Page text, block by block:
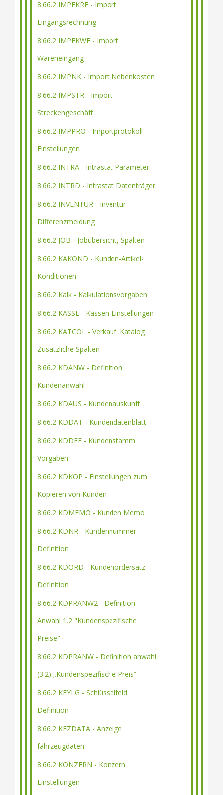
8.66.2 IMPEKRE - Import
Eingangsrechnung
8.66.2 IMPEKWE - Import
Wareneingang
8.66.2 IMPNK - Import Nebenkosten
8.66.2 IMPSTR - Import
Streckengeschäft
8.66.2 IMPPRO - Importprotokoll-
Einstellungen
8.66.2 INTRA - Intrastat Parameter
8.66.2 INTRD - Intrastat Datenträger
8.66.2 INVENTUR - Inventur
Differenzmeldung
8.66.2 JOB - Jobübersicht, Spalten
8.66.2 KAKOND - Kunden-Artikel-
Konditionen
8.66.2 Kalk - Kalkulationsvorgaben
8.66.2 KASSE - Kassen-Einstellungen
8.66.2 KATCOL - Verkauf: Katalog
Zusätzliche Spalten
8.66.2 KDANW - Definition
Kundenanwahl
8.66.2 KDAUS - Kundenauskunft
8.66.2 KDDAT - Kundendatenblatt
8.66.2 KDDEF - Kundenstamm
Vorgaben
8.66.2 KDKOP - Einstellungen zum
Kopieren von Kunden
8.66.2 KDMEMO - Kunden Memo
8.66.2 KDNR - Kundennummer
Definition
8.66.2 KDORD - Kundenordersatz-
Definition
8.66.2 KDPRANW2 - Definition
Anwahl 1.2 "Kundenspezifische
Preise"
8.66.2 KDPRANW - Definition anwahl
(3.2) „Kundenspezifische Preis“
8.66.2 KEYLG - Schlüsselfeld
Definition
8.66.2 KFZDATA - Anzeige
fahrzeugdaten
8.66.2 KONZERN - Konzern
Einstellungen